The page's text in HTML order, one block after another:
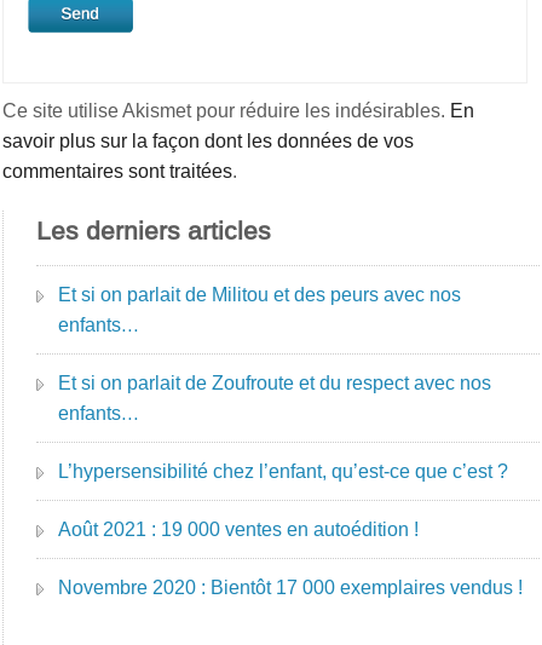
Ce site utilise Akismet pour réduire les indésirables. En
savoir plus sur la façon dont les données de vos
commentaires sont traitées.
Les derniers articles
Et si on parlait de Militou et des peurs avec nos
enfants…
Et si on parlait de Zoufroute et du respect avec nos
enfants…
L’hypersensibilité chez l’enfant, qu’est-ce que c’est ?
Août 2021 : 19 000 ventes en autoédition !
Novembre 2020 : Bientôt 17 000 exemplaires vendus !